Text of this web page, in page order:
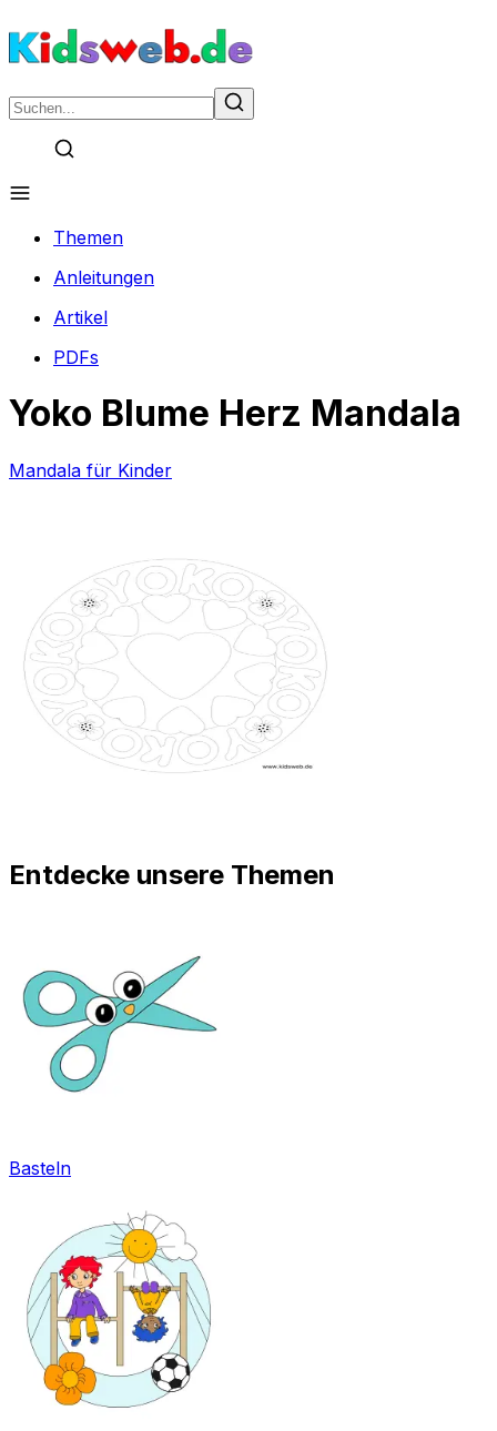
Themen
Anleitungen
Artikel
PDFs
Yoko Blume Herz Mandala
Mandala für Kinder
Entdecke unsere Themen
Basteln